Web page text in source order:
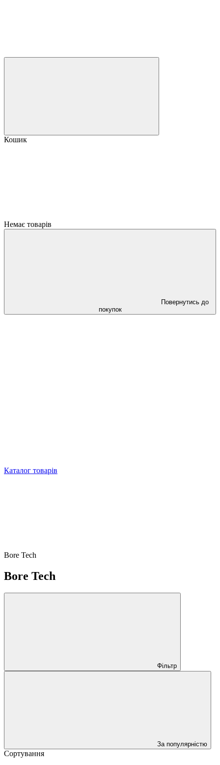
Кошик
Немає товарів
Повернутись до
покупок
Каталог товарів
Bore Tech
Bore Tech
Фільтр
За популярністю
Сортування